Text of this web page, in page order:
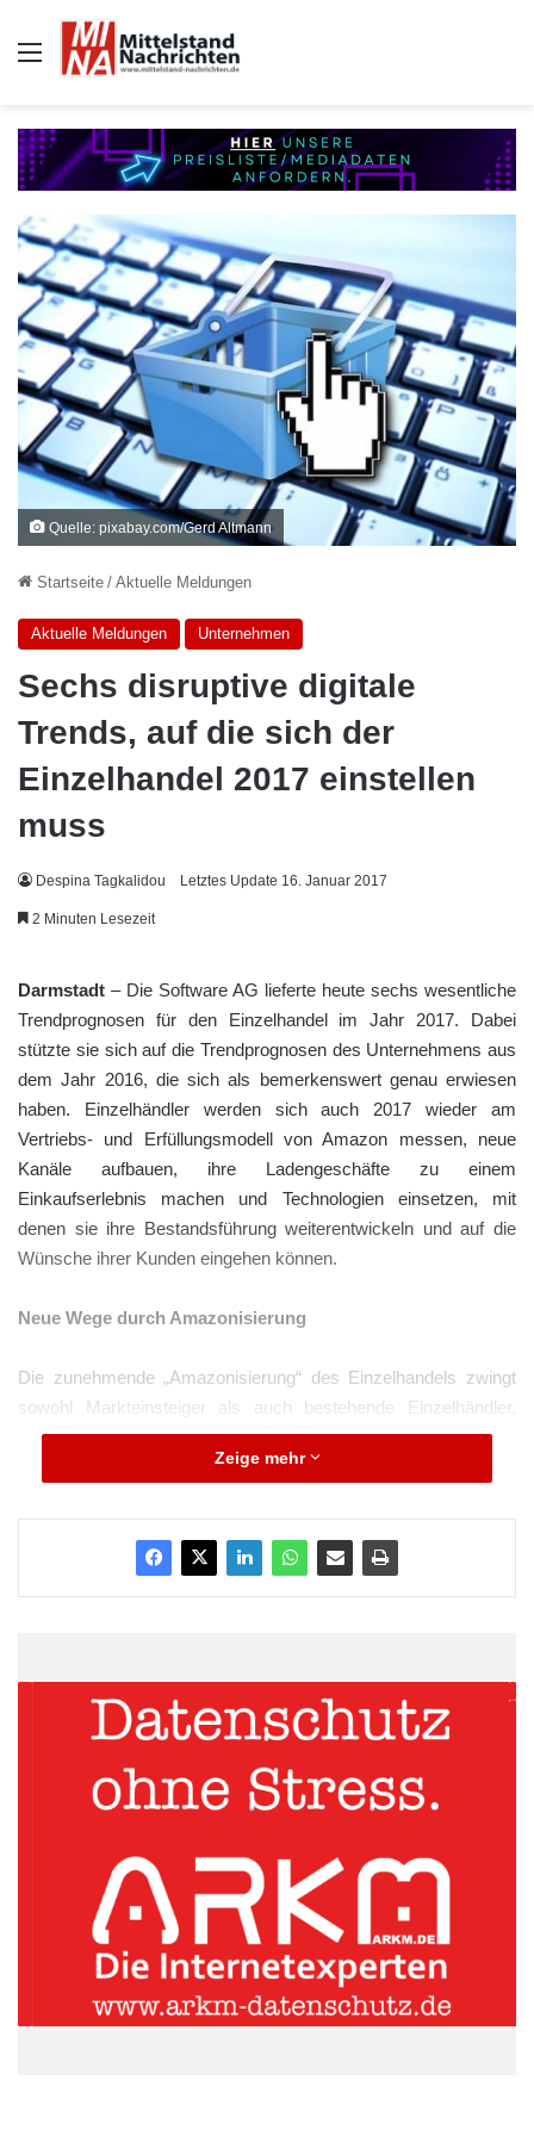
Auswahl
Quelle: pixabay.com/Gerd Altmann
Startseite / Aktuelle Meldungen
Aktuelle Meldungen Unternehmen
Sechs disruptive digitale
Trends, auf die sich der
Einzelhandel 2017 einstellen
muss
Despina Tagkalidou Letztes Update 16. Januar 2017
2 Minuten Lesezeit
Darmstadt – Die Software AG lieferte heute sechs wesentliche
Trendprognosen für den Einzelhandel im Jahr 2017. Dabei
stützte sie sich auf die Trendprognosen des Unternehmens aus
dem Jahr 2016, die sich als bemerkenswert genau erwiesen
haben. Einzelhändler werden sich auch 2017 wieder am
Vertriebs- und Erfüllungsmodell von Amazon messen, neue
Kanäle aufbauen, ihre Ladengeschäfte zu einem
Einkaufserlebnis machen und Technologien einsetzen, mit
denen sie ihre Bestandsführung weiterentwickeln und auf die
Wünsche ihrer Kunden eingehen können.
Neue Wege durch Amazonisierung
Die zunehmende „Amazonisierung“ des Einzelhandels zwingt
sowohl Markteinsteiger als auch bestehende Einzelhändler,
neue Wege zu beschreiten, um ihre Produkte bedarfsgerecht an
kaufwillige und oftmals ungeduldige Verbraucher zu verkaufen
ARKM.marketing
Zeige mehr